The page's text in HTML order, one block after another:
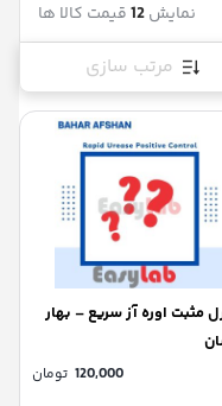
نمایش12قیمت کالا ها
مرتب سازی
مثبت اوره آز سریع – بهار
120,000 تومان